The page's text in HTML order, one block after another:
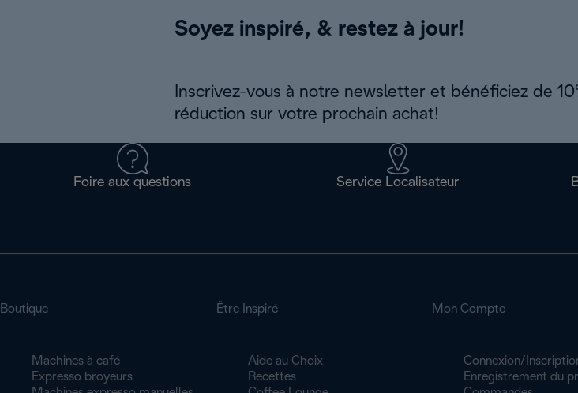
Soyez inspiré, & restez à jour!
Inscrivez-vous à notre newsletter et bénéficiez de
réduction sur votre prochain achat!
Foire aux questions Service Localisateur
Boutique
Machines à café
Expresso broyeurs
Être Inspiré
Aide au Choix
Recettes
Mon Compte
Connexion/
Enregistrement du